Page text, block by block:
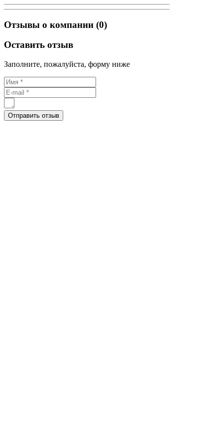
Отзывы о компании (0)
Оставить отзыв
Заполните, пожалуйста, форму ниже